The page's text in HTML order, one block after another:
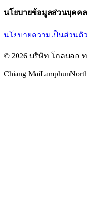
นโยบายข้อมูลส่วนบุคคล
นโยบายความเป็นส่วนตัว
© 2026 บริษัท โกลบอล
Chiang MaiLamphun